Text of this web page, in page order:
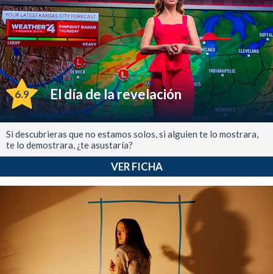
6.9 El día de la revelación
Si descubrieras que no estamos solos, si alguien te lo mostrara,
te lo demostrara, ¿te asustaría?
VER FICHA